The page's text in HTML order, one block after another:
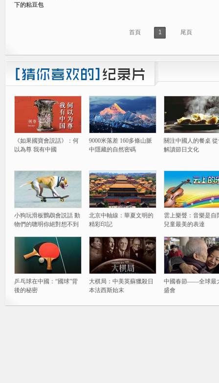
下的粘豆包
首頁 1 尾頁
《如果國寶會説話》：何
以為尊 我有中國
9000米落差 160多條山脈
中隱藏的自然密碼
關注中國人的餐桌
解讀節日文化
小狗玩滑板鸚鵡會説話 動
物們的聰明你絕對想不到
北京中軸線：華夏文明的
精彩印記
雲上樂聲：音樂是自
兒童最美的表達
乒乓球在中國：“國球”背
後的秘密
大棋局：中美英蘇獵殺日
本法西斯始末
中國春節——全球最
盛會